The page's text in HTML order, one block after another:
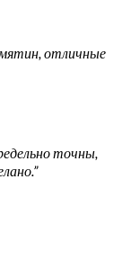
отличные
точны,